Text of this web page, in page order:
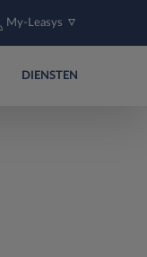
My-Leasys
DIENSTEN